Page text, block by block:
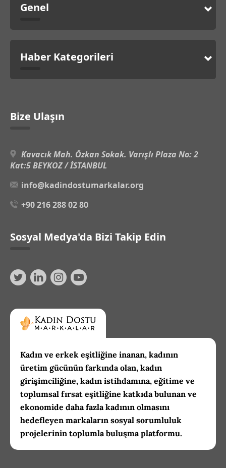
Genel
Haber Kategorileri
Bize Ulaşın
Kavacık Mah. Özkan Sokak. Varışlı Plaza No: 2
Kat:5 BEYKOZ / İSTANBUL
info@kadindostumarkalar.org
+90 216 288 02 80
Sosyal Medya'da Bizi Takip Edin
Kadın ve erkek eşitliğine inanan, kadının
üretim gücünün farkında olan, kadın
girişimciliğine, kadın istihdamına, eğitime ve
toplumsal fırsat eşitliğine katkıda bulunan ve
ekonomide daha fazla kadının olmasını
hedefleyen markaların sosyal sorumluluk
projelerinin toplumla buluşma platformu.